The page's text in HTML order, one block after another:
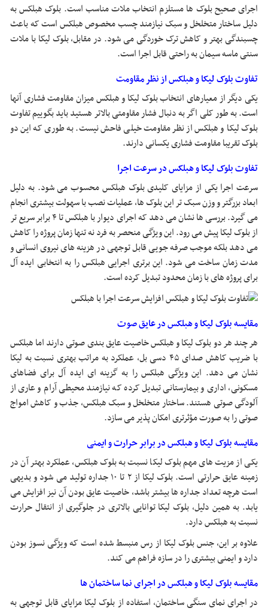
اجرای صحیح بلوک ها مستلزم انتخاب ملات مناسب است. بلوک هبلکس به
دلیل ساختار متخلخل و سبک نیازمند چسب مخصوص هبلکس است که باعث
چسبندگی بهتر و کاهش ترک خوردگی می شود. در مقابل، بلوک لیکا با ملات
سنتی ماسه سیمان به راحتی قابل اجرا است.
تفاوت بلوک لیکا و هبلکس از نظر مقاومت
یکی دیگر از معیارهای انتخاب بلوک لیکا و هبلکس میزان مقاومت فشاری آنها
است. به طور کلی اگر به دنبال فشار مقاومتی بالاتر هستید باید بگوییم تفاوت
بلوک لیکا و هبلکس از نظر مقاومت خیلی فاحش نیست. به طوری که این دو
بلوک تقریبا مقاومت فشاری یکسانی دارند.
تفاوت بلوک لیکا و هبلکس در سرعت اجرا
سرعت اجرا یکی از مزایای کلیدی بلوک هبلکس محسوب می شود. به دلیل
ابعاد بزرگتر و وزن سبک تر این بلوک ها، عملیات نصب با سهولت بیشتری انجام
می گیرد. بررسی ها نشان می دهد که اجرای دیوار با هبلکس تا ۴ برابر سریع تر
از بلوک لیکا پیش می رود. این ویژگی منحصر به فرد نه تنها زمان پروژه را کاهش
می دهد بلکه موجب صرفه جویی قابل توجهی در هزینه های نیروی انسانی و
مدت زمان ساخت می شود. این برتری اجرایی هبلکس را به انتخابی ایده آل
برای پروژه های با زمان محدود تبدیل کرده است.
مقایسه بلوک لیکا و هبلکس در عایق صوت
هر چند هر دو بلوک لیکا و هبلکس خاصیت عایق بندی صوتی دارند اما هبلکس
با ضریب کاهش صدای ۴۵ دسی بل، عملکرد به مراتب بهتری نسبت به لیکا
نشان می دهد. این ویژگی هبلکس را به گزینه ای ایده آل برای فضاهای
مسکونی، اداری و بیمارستانی تبدیل کرده که نیازمند محیطی آرام و عاری از
آلودگی صوتی هستند. ساختار متخلخل و سبک هبلکس، جذب و کاهش امواج
صوتی را به صورت مؤثرتری امکان پذیر می سازد.
مقایسه بلوک لیکا و هبلکس در برابر حرارت و ایمنی
یکی از مزیت های مهم بلوک لیکا نسبت به بلوک هبلکس، عملکرد بهتر آن در
زمینه عایق حرارتی است. بلوک لیکا از ۲ تا ۱۰ جداره تولید می شود و بدیهی
است هرچه تعداد جداره ها بیشتر باشد، خاصیت عایق بودن آن نیز افزایش می
یابد. به همین دلیل، بلوک لیکا توانایی بالاتری در جلوگیری از انتقال حرارت
نسبت به هبلکس دارد.
علاوه بر این، جنس بلوک لیکا از رس منبسط شده است که ویژگی نسوز بودن
دارد و ایمنی بیشتری را در سازه فراهم می کند.
مقایسه بلوک لیکا و هبلکس در اجرای نما ساختمان ها
در اجرای نمای سنگی ساختمان، استفاده از بلوک لیکا مزایای قابل توجهی به